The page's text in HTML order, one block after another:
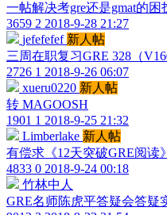
一帖解决考gre还是gmat的
3659 2 2018-9-28 21:27
jefefefef 新人帖
三周在职复习GRE 328（
2726 1 2018-9-26 06:07
xueru0220 新人帖
转 MAGOOSH
1901 1 2018-9-25 21:32
Limberlake 新人帖
有偿求《12天突破GRE阅读
4833 0 2018-9-24 00:18
竹林中人
GRE名师陈虎平答疑会答疑